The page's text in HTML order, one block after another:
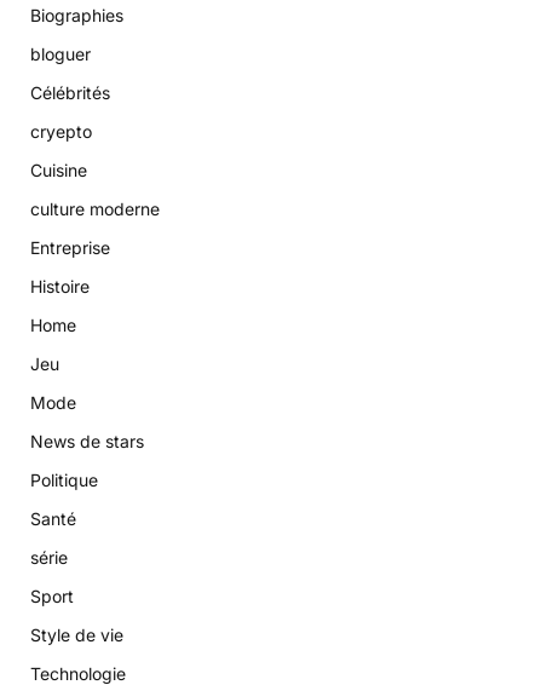
Biographies
bloguer
Célébrités
cryepto
Cuisine
culture moderne
Entreprise
Histoire
Home
Jeu
Mode
News de stars
Politique
Santé
série
Sport
Style de vie
Technologie